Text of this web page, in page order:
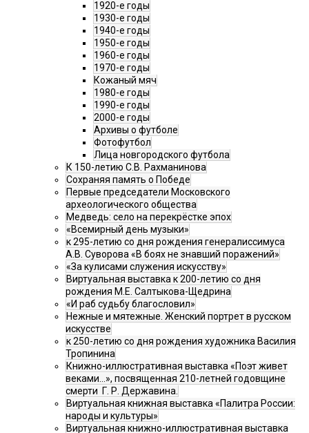
1920-е годы
1930-е годы
1940-е годы
1950-е годы
1960-е годы
1970-е годы
Кожаный мяч
1980-е годы
1990-е годы
2000-е годы
Архивы о футболе
Фотофутбол
Лица новгородского футбола
К 150-летию С.В. Рахманинова
Сохраняя память о Победе
Первые председатели Московского
археологического общества
Медведь: село на перекрёстке эпох
«Всемирный день музыки»
к 295-летию со дня рождения генералиссимуса
А.В. Суворова «В боях не знавший поражений»
«За кулисами служения искусству»
Виртуальная выставка к 200-летию со дня
рождения М.Е. Салтыкова-Щедрина
«И раб судьбу благословил»
Нежные и мятежные. Женский портрет в русском
искусстве
к 250-летию со дня рождения художника Василия
Тропинина
Книжно-иллюстративная выставка «Поэт живет
веками…», посвященная 210-летней годовщине
смерти Г. Р. Державина.
Виртуальная книжная выставка «Палитра России:
народы и культуры»
Виртуальная книжно-иллюстративная выставка